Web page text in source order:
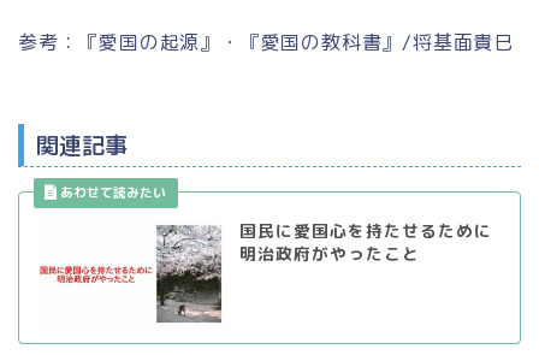
参考：『愛国の起源』・『愛国の教科書』/将基面貴巳
関連記事
国民に愛国心を持たせるために
明治政府がやったこと